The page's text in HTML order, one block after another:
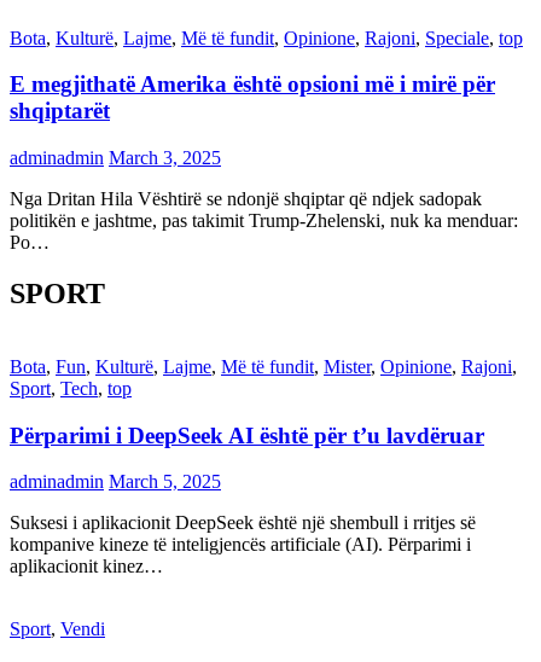
Bota, Kulturë, Lajme, Më të fundit, Opinione, Rajoni, Speciale, top
E megjithatë Amerika është opsioni më i mirë për
shqiptarët
adminadmin March 3, 2025
Nga Dritan Hila Vështirë se ndonjë shqiptar që ndjek sadopak
politikën e jashtme, pas takimit Trump-Zhelenski, nuk ka menduar:
Po…
SPORT
Bota, Fun, Kulturë, Lajme, Më të fundit, Mister, Opinione, Rajoni,
Sport, Tech, top
Përparimi i DeepSeek AI është për t’u lavdëruar
adminadmin March 5, 2025
Suksesi i aplikacionit DeepSeek është një shembull i rritjes së
kompanive kineze të inteligjencës artificiale (AI). Përparimi i
aplikacionit kinez…
Sport, Vendi